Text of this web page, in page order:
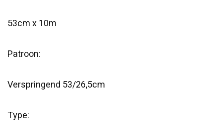
53cm x 10m
Patroon:
Verspringend 53/26,5cm
Type: